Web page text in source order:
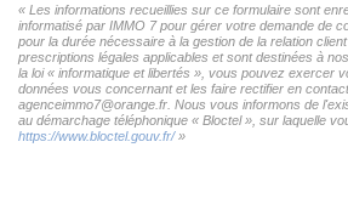
« Les informations recueillies sur ce formulaire sont
informatisé par IMMO 7 pour gérer votre demande de
pour la durée nécessaire à la gestion de la relation
prescriptions légales applicables et sont destinées à
la loi « informatique et libertés », vous pouvez exercer
données vous concernant et les faire rectifier en
agenceimmo7@orange.fr. Nous vous informons de
au démarchage téléphonique « Bloctel », sur laquelle
https://www.bloctel.gouv.fr/»